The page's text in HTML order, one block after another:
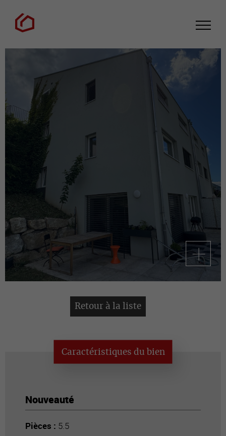
Retour à la liste
Caractéristiques du bien
Nouveauté
Pièces : 5.5